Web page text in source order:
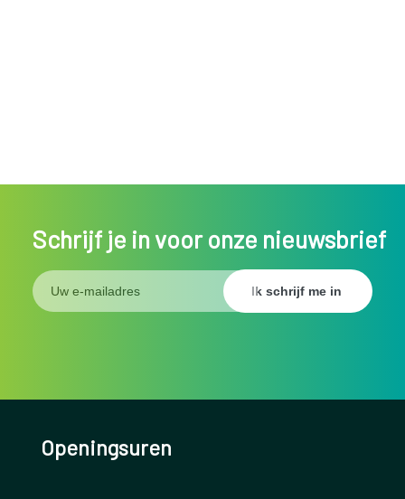
Schrijf je in voor onze nieuwsbrief
Openingsuren